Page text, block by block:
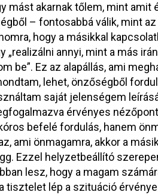
akarnak tőlem, mint amit
– fontosabbá válik, mint
hogy a másikkal
„realizálni annyi, mint a más
be”. Ez az alapállás, ami
lehet, önzőségből
saját jelenségem
érvényes
befelé fordulás, hanem
ami önmagamra, akkor a
Ezzel helyzetbeállító
lesz, hogy a magam
tisztelet lép a szituáció